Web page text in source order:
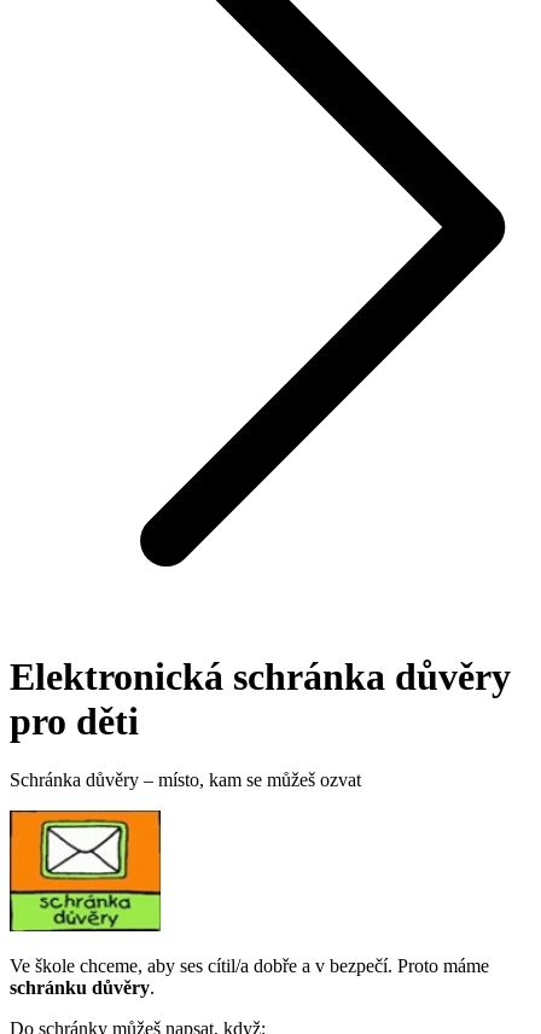
Elektronická schránka důvěry
pro děti
Schránka důvěry – místo, kam se můžeš ozvat
Ve škole chceme, aby ses cítil/a dobře a v bezpečí. Proto máme
schránku důvěry.
Do schránky můžeš napsat, když: